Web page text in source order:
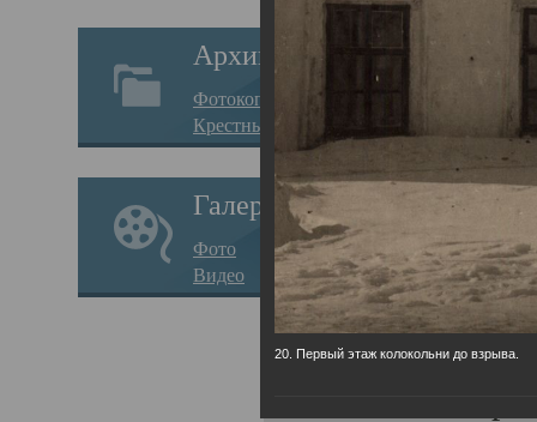
Архив
Фотокопии дел
Крестные ходы
Галерея
Фото
Видео
20. Первый этаж колокольни до взрыва.